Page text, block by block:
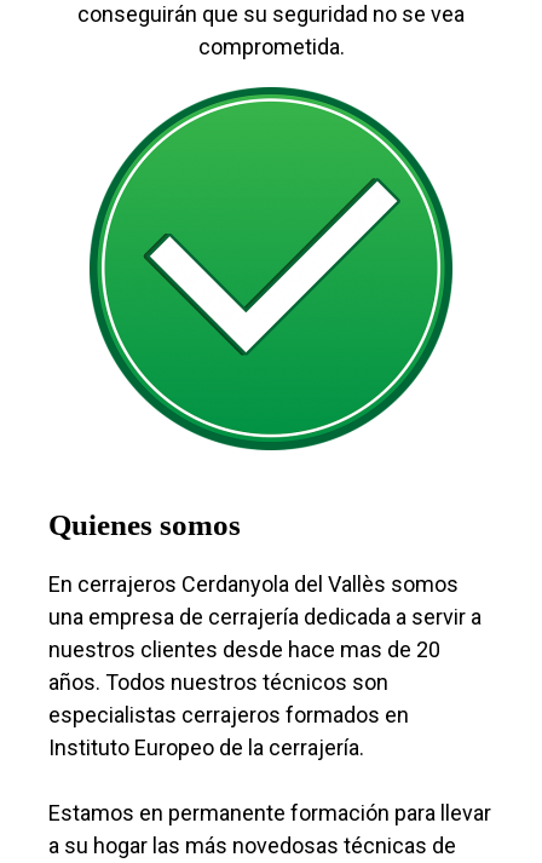
conseguirán que su seguridad no se vea
comprometida.
Quienes somos
En cerrajeros Cerdanyola del Vallès somos
una empresa de cerrajería dedicada a servir a
nuestros clientes desde hace mas de 20
años. Todos nuestros técnicos son
especialistas cerrajeros formados en
Instituto Europeo de la cerrajería.
Estamos en permanente formación para llevar
a su hogar las más novedosas técnicas de